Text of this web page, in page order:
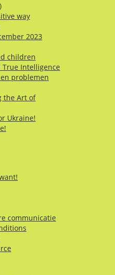
way
2023
children
Intelligence
problemen
the Art of
Ukraine!
communicatie